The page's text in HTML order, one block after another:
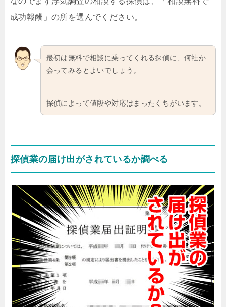
成功報酬」の所を選んでください。
最初は無料で相談に乗ってくれる探偵に、何社か
会ってみるとよいでしょう。
探偵によって値段や対応はまったくちがいます。
探偵業の届け出がされているか調べる